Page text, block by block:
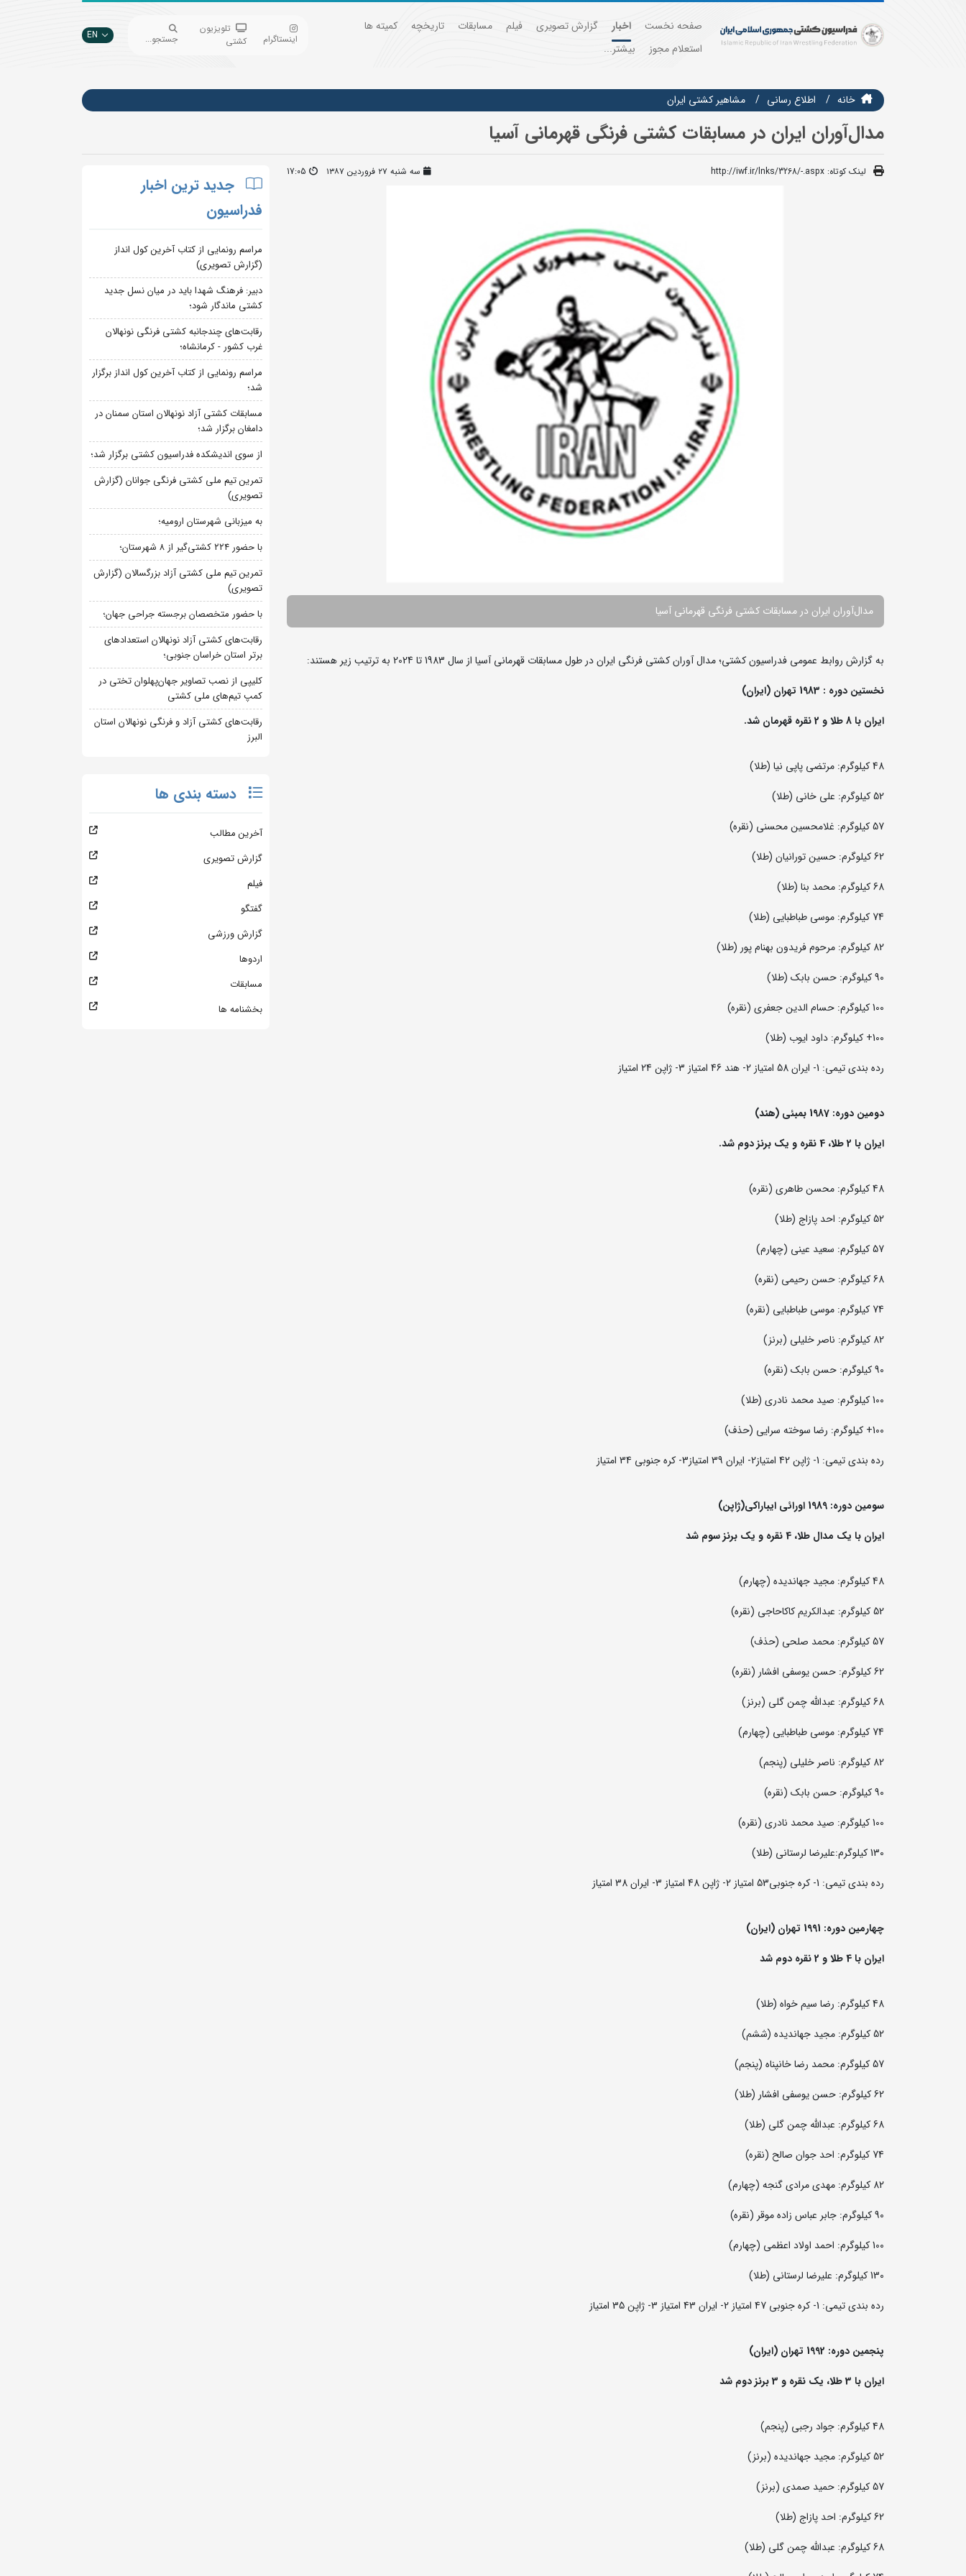
صفحه نخست اخبار گزارش تصویری فیلم مسابقات تاریخچه
کمیته ها
استعلام مجوز
بیشتر...
اینستاگرام
تلویزیون
کشتی
جستجو... EN
خانه اطلاع رسانی مشاهير كشتي ايران
مدال‌آوران ایران در مسابقات کشتی فرنگی قهرمانی آسیا
لینک کوتاه: http://iwf.ir/lnks/3268/-.aspx سه شنبه ۲۷ فروردین ۱۳۸۷ 17:05
مدال‌آوران ایران در مسابقات کشتی فرنگی قهرمانی آسیا
به گزارش روابط عمومی فدراسیون کشتی؛ مدال آوران کشتی فرنگی ایران در طول مسابقات قهرمانی آسیا از سال 1983 تا 2024 به ترتیب زیر هستند:
نخستین دوره : 1983 تهران (ایران)
ایران با 8 طلا و 2 نقره قهرمان شد.
48 کیلوگرم: مرتضی پاپی نیا (طلا)
52 کیلوگرم: علی خانی (طلا)
57 کیلوگرم: غلامحسین محسنی (نقره)
62 کیلوگرم: حسین تورانیان (طلا)
68 کیلوگرم: محمد بنا (طلا)
74 کیلوگرم: موسی طباطبایی (طلا)
82 کیلوگرم: مرحوم فریدون بهنام پور (طلا)
90 کیلوگرم: حسن بابک (طلا)
100 کیلوگرم: حسام الدین جعفری (نقره)
100+ کیلوگرم: داود ایوب (طلا)
رده بندی تیمی: 1- ایران 58 امتیاز 2- هند 46 امتیاز 3- ژاپن 24 امتیاز
دومین دوره: 1987 بمبئی (هند)
ایران با 2 طلا، 4 نقره و یک برنز دوم شد.
48 کیلوگرم: محسن طاهری (نقره)
52 کیلوگرم: احد پازاج (طلا)
57 کیلوگرم: سعید عینی (چهارم)
68 کیلوگرم: حسن رحیمی (نقره)
74 کیلوگرم: موسی طباطبایی (نقره)
82 کیلوگرم: ناصر خلیلی (برنز)
90 کیلوگرم: حسن بابک (نقره)
100 کیلوگرم: صید محمد نادری (طلا)
100+ کیلوگرم: رضا سوخته سرایی (حذف)
رده بندی تیمی: 1- ژاپن 42 امتیاز2- ایران 39 امتیاز3- کره جنوبی 34 امتیاز
سومین دوره: 1989 اورائی ایباراکی(ژاپن)
ایران با یک مدال طلا، 4 نقره و یک برنز سوم شد
48 کیلوگرم: مجید جهاندیده (چهارم)
52 کیلوگرم: عبدالکریم کاکاحاجی (نقره)
57 کیلوگرم: محمد صلحی (حذف)
62 کیلوگرم: حسن یوسفی افشار (نقره)
68 کیلوگرم: عبدالله چمن گلی (برنز)
74 کیلوگرم: موسی طباطبایی (چهارم)
82 کیلوگرم: ناصر خلیلی (پنجم)
90 کیلوگرم: حسن بابک (نقره)
100 کیلوگرم: صید محمد نادری (نقره)
130 کیلوگرم:علیرضا لرستانی (طلا)
رده بندی تیمی: 1- کره جنوبی53 امتیاز 2- ژاپن 48 امتیاز 3- ایران 38 امتیاز
چهارمین دوره: 1991 تهران (ایران)
ایران با 4 طلا و 2 نقره دوم شد
48 کیلوگرم: رضا سیم خواه (طلا)
52 کیلوگرم: مجید جهاندیده (ششم)
57 کیلوگرم: محمد رضا خانپناه (پنجم)
62 کیلوگرم: حسن یوسفی افشار (طلا)
68 کیلوگرم: عبدالله چمن گلی (طلا)
74 کیلوگرم: احد جوان صالح (نقره)
82 کیلوگرم: مهدی مرادی گنجه (چهارم)
90 کیلوگرم: جابر عباس زاده موقر (نقره)
100 کیلوگرم: احمد اولاد اعظمی (چهارم)
130 کیلوگرم: علیرضا لرستانی (طلا)
رده بندی تیمی: 1- کره جنوبی 47 امتیاز 2- ایران 43 امتیاز 3- ژاپن 35 امتیاز
پنجمین دوره: 1992 تهران (ایران)
ایران با 3 طلا، یک نقره و 3 برنز دوم شد
48 کیلوگرم: جواد رجبی (پنجم)
52 کیلوگرم: مجید جهاندیده (برنز)
57 کیلوگرم: حمید صمدی (برنز)
62 کیلوگرم: احد پازاج (طلا)
68 کیلوگرم: عبدالله چمن گلی (طلا)
جدید ترین اخبار
فدراسیون
مراسم رونمایی از کتاب آخرین کول انداز
(گزارش تصویری)
دبیر: فرهنگ شهدا باید در میان نسل جدید
کشتی ماندگار شود؛
رقابت‌های چندجانبه کشتی فرنگی نونهالان
غرب کشور - کرمانشاه؛
مراسم رونمایی از کتاب آخرین کول انداز برگزار
شد؛
مسابقات کشتی آزاد نونهالان استان سمنان در
دامغان برگزار شد؛
از سوی اندیشکده فدراسیون کشتی برگزار شد؛
تمرین تیم ملی کشتی فرنگی جوانان (گزارش
تصویری)
به میزبانی شهرستان ارومیه؛
با حضور ۲۲۴ کشتی‌گیر از ۸ شهرستان؛
تمرین تیم ملی کشتی آزاد بزرگسالان (گزارش
تصویری)
با حضور متخصصان برجسته جراحی جهان؛
رقابت‌های کشتی آزاد نونهالان استعدادهای
برتر استان خراسان جنوبی؛
کلیپی از نصب تصاویر جهان‌پهلوان تختی در
کمپ تیم‌های ملی کشتی
رقابت‌های کشتی آزاد و فرنگی نونهالان استان
البرز
دسته بندی ها
آخرین مطالب
گزارش تصویری
فیلم
گفتگو
گزارش ورزشی
اردوها
مسابقات
بخشنامه ها